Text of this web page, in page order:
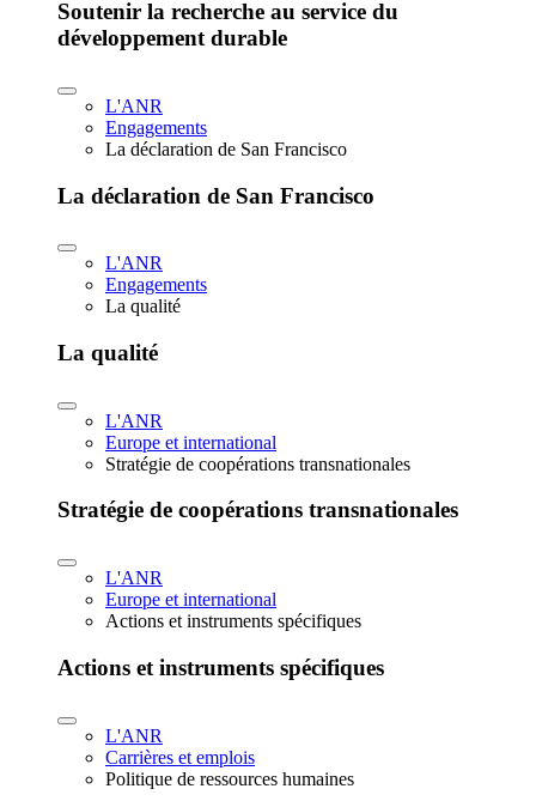
Soutenir la recherche au service du
développement durable
L'ANR
Engagements
La déclaration de San Francisco
La déclaration de San Francisco
L'ANR
Engagements
La qualité
La qualité
L'ANR
Europe et international
Stratégie de coopérations transnationales
Stratégie de coopérations transnationales
L'ANR
Europe et international
Actions et instruments spécifiques
Actions et instruments spécifiques
L'ANR
Carrières et emplois
Politique de ressources humaines